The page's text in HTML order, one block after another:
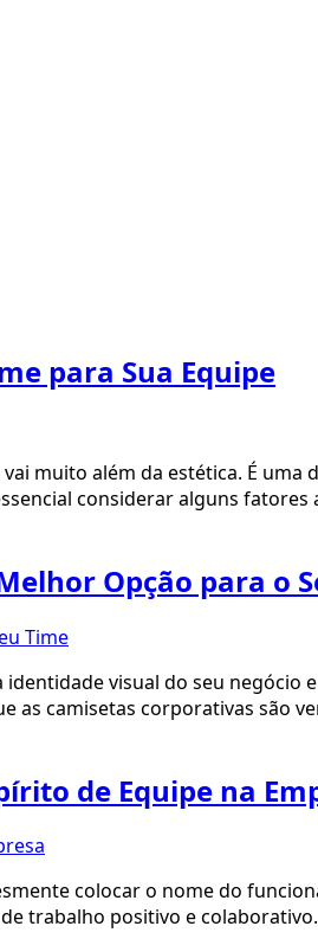
para Sua Equipe
muito além da estética. É
considerar alguns
Opção para o
visual do seu
as camisetas corporativas são
de Equipe na
colocar o nome do
trabalho positivo e